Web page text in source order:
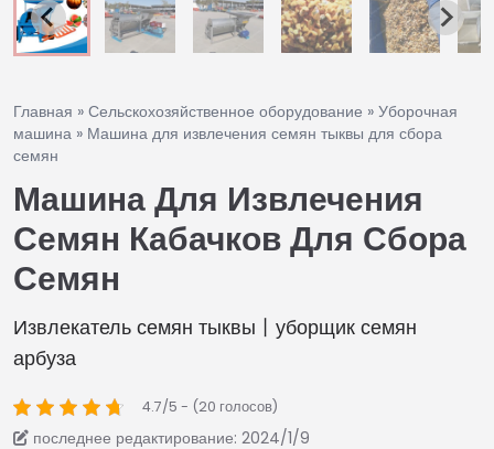
Главная » Сельскохозяйственное оборудование » Уборочная
машина » Машина для извлечения семян тыквы для сбора
семян
Машина Для Извлечения
Семян Кабачков Для Сбора
Семян
Извлекатель семян тыквы丨уборщик семян
арбуза
4.7/5 - (20 голосов)
последнее редактирование: 2024/1/9